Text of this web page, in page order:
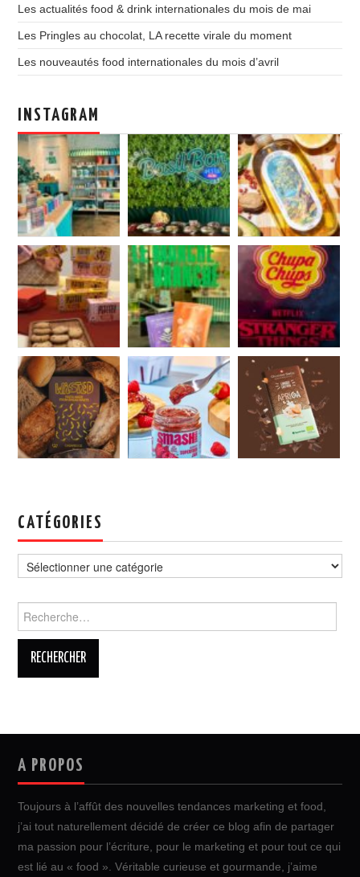
Les actualités food & drink internationales du mois de mai
Les Pringles au chocolat, LA recette virale du moment
Les nouveautés food internationales du mois d’avril
INSTAGRAM
CATÉGORIES
A PROPOS
Toujours à l’affût des nouvelles tendances marketing et food,
j’ai tout naturellement décidé de créer ce blog afin de partager
ma passion pour l’écriture, pour le marketing et pour tout ce qui
est lié au « food ». Véritable curieuse et gourmande, j’aime